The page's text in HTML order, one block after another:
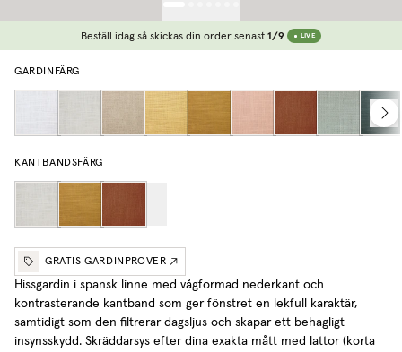
Beställ idag så skickas din order senast 1/9 LIVE
GARDINFÄRG
KANTBANDSFÄRG
GRATIS GARDINPROVER
Hissgardin i spansk linne med vågformad nederkant och
kontrasterande kantband som ger fönstret en lekfull karaktär,
samtidigt som den filtrerar dagsljus och skapar ett behagligt
insynsskydd. Skräddarsys efter dina exakta mått med lattor (korta